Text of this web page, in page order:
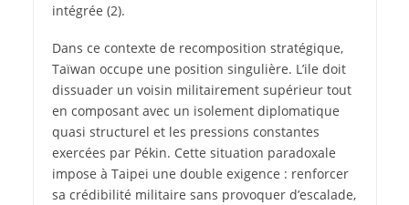
intégrée (2).
Dans ce contexte de recomposition stratégique,
Taïwan occupe une position singulière. L’ile doit
dissuader un voisin militairement supérieur tout
en composant avec un isolement diplomatique
quasi structurel et les pressions constantes
exercées par Pékin. Cette situation paradoxale
impose à Taipei une double exigence : renforcer
sa crédibilité militaire sans provoquer d’escalade,